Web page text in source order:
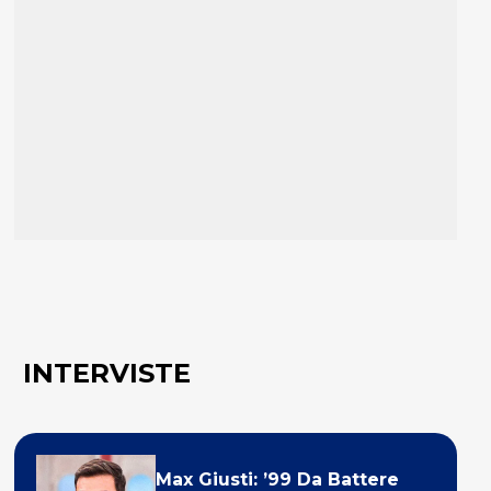
INTERVISTE
Max Giusti: ’99 Da Battere